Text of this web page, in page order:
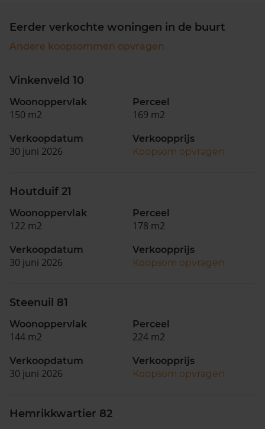
Eerder verkochte woningen in de buurt
Andere koopsommen opvragen
Vinkenveld 10
Woonoppervlak
150 m2
Perceel
169 m2
Verkoopdatum
30 juni 2026
Verkoopprijs
Koopsom opvragen
Houtduif 21
Woonoppervlak
122 m2
Perceel
178 m2
Verkoopdatum
30 juni 2026
Verkoopprijs
Koopsom opvragen
Steenuil 81
Woonoppervlak
144 m2
Perceel
224 m2
Verkoopdatum
30 juni 2026
Verkoopprijs
Koopsom opvragen
Hemrikkwartier 82